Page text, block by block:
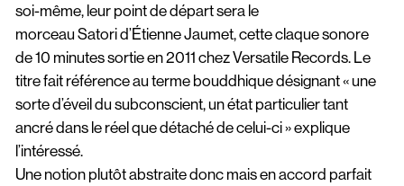
soi-même, leur point de départ sera le
morceau Satori d’Étienne Jaumet, cette claque sonore
de 10 minutes sortie en 2011 chez Versatile Records. Le
titre fait référence au terme bouddhique désignant « une
sorte d’éveil du subconscient, un état particulier tant
ancré dans le réel que détaché de celui-ci » explique
l’intéressé.
Une notion plutôt abstraite donc mais en accord parfait